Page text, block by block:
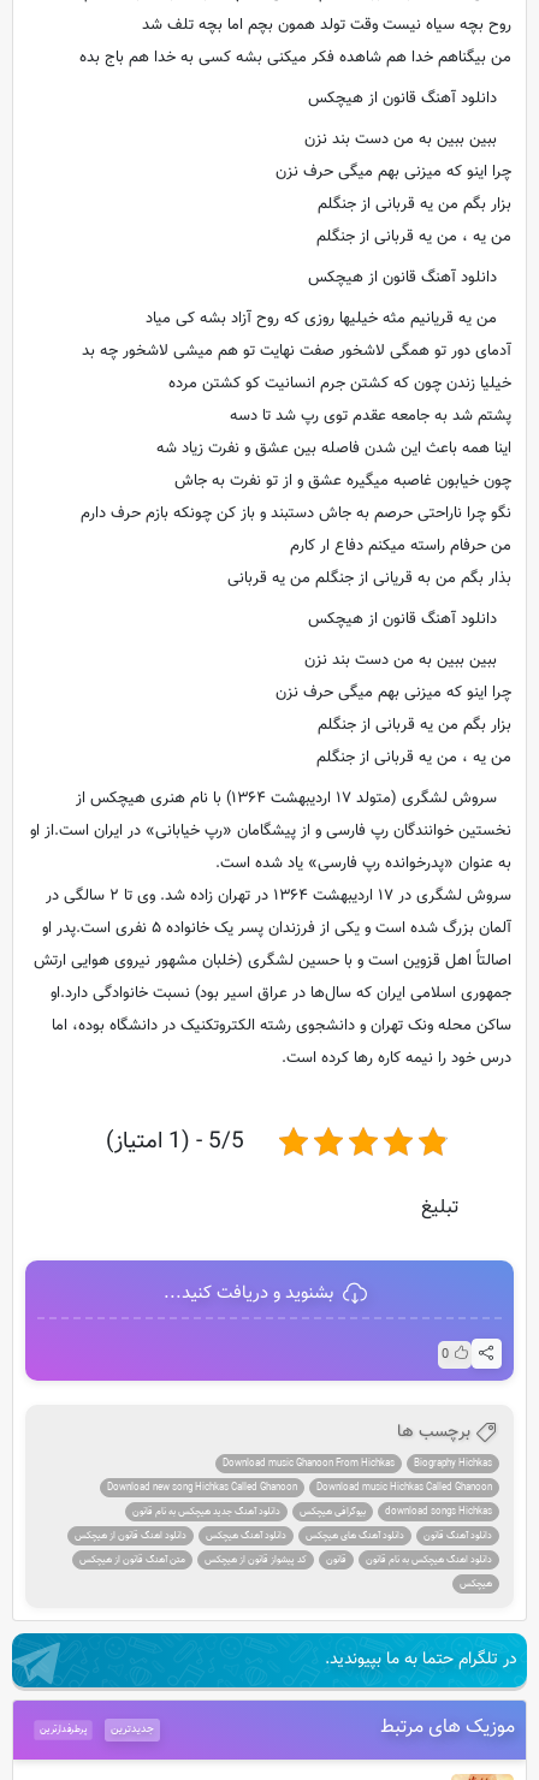
روح بچه سیاه نیست وقت تولد همون بچم اما بچه تلف شد
من بیگناهم خدا هم شاهده فکر میکنی بشه کسی به خدا هم باج بده
دانلود آهنگ قانون از هیچکس
ببین ببین به من دست بند نزن
چرا اینو که میزنی بهم میگی حرف نزن
بزار بگم من یه قربانی از جنگلم
من یه ، من یه قربانی از جنگلم
دانلود آهنگ قانون از هیچکس
من یه قریانیم مثه خیلیها روزی که روح آزاد بشه کی میاد
آدمای دور تو همگی لاشخور صفت نهایت تو هم میشی لاشخور چه بد
خیلیا زندن چون که کشتن جرم انسانیت کو کشتن مرده
پشتم شد به جامعه عقدم توی رپ شد تا دسه
اینا همه باعث این شدن فاصله بین عشق و نفرت زیاد شه
چون خیابون غاصبه میگیره عشق و از تو نفرت به جاش
نگو چرا ناراحتی حرصم به جاش دستبند و باز کن چونکه بازم حرف دارم
من حرفام راسته میکنم دفاع ار کارم
بذار بگم من به قریانی از جنگلم من یه قربانی
دانلود آهنگ قانون از هیچکس
ببین ببین به من دست بند نزن
چرا اینو که میزنی بهم میگی حرف نزن
بزار بگم من یه قربانی از جنگلم
من یه ، من یه قربانی از جنگلم
سروش لشگری (متولد ۱۷ اردیبهشت ۱۳۶۴) با نام هنری هیچکس از
نخستین خوانندگان رپ فارسی و از پیشگامان «رپ خیابانی» در ایران است.از او
به عنوان «پدرخوانده رپ فارسی» یاد شده است.
سروش لشگری در ۱۷ اردیبهشت ۱۳۶۴ در تهران زاده شد. وی تا ۲ سالگی در
آلمان بزرگ شده است و یکی از فرزندان پسر یک خانواده ۵ نفری است.پدر او
اصالتاً اهل قزوین است و با حسین لشگری (خلبان مشهور نیروی هوایی ارتش
جمهوری اسلامی ایران که سال‌ها در عراق اسیر بود) نسبت خانوادگی دارد.او
ساکن محله ونک تهران و دانشجوی رشته الکتروتکنیک در دانشگاه بوده، اما
درس خود را نیمه کاره رها کرده است.
5/5 - (1 امتیاز)
تبلیغ
بشنوید و دریافت کنید...
0
برچسب ها
Biography Hichkas
Download music Ghanoon From Hichkas
Download music Hichkas Called Ghanoon
Download new song Hichkas Called Ghanoon
download songs Hichkas
بیوگرافی هیچکس
دانلود آهنگ جدید هیچکس به نام قانون
دانلود آهنگ قانون
دانلود آهنگ های هیچکس دانلود آهنگ هیچکس
دانلود اهنگ قانون از هیچکس
دانلود اهنگ هیچکس به نام قانون
قانون کد پیشواز قانون از هیچکس
متن آهنگ قانون از هیچکس
هیچکس
در تلگرام حتما به ما بپیوندید.
موزیک های مرتبط پرطرفدارترین جدیدترین